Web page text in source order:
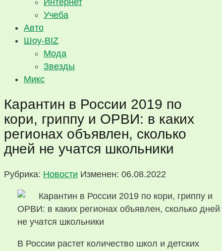
Интернет
Учеба
Авто
Шоу-BIZ
Мода
Звезды
Микс
Карантин в России 2019 по
кори, гриппу и ОРВИ: в каких
регионах объявлен, сколько
дней не учатся школьники
Рубрика: Новости Изменен: 06.08.2022
В России растет количество школ и детских